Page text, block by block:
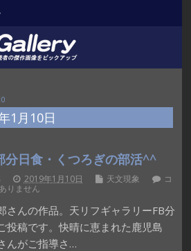
1月10日
分日食・くつろぎの部活^^
2019年1月10日 天文現象
コ
りません
さんの作品。天リフギャラリーFB分
投稿です。快晴に恵まれた鹿児島
んがご指導さ…